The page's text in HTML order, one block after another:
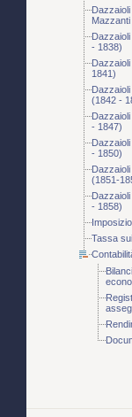
- 1838)
1841)
(1842 -
- 1847)
- 1850)
(1851-
- 1858)
Tassa